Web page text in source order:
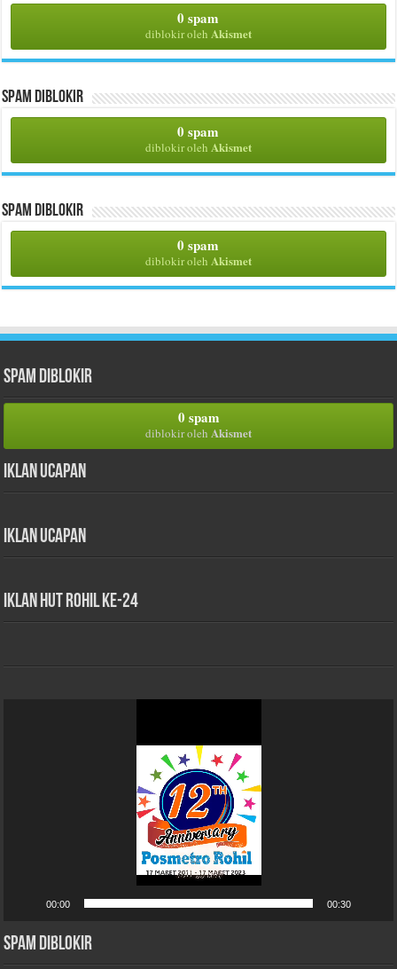
0 spam
diblokir oleh Akismet
Spam Diblokir
0 spam
diblokir oleh Akismet
Spam Diblokir
0 spam
diblokir oleh Akismet
Spam Diblokir
0 spam
diblokir oleh Akismet
Iklan Ucapan
Iklan Ucapan
iklan HUT Rohil Ke-24
00:00 00:30
Spam Diblokir